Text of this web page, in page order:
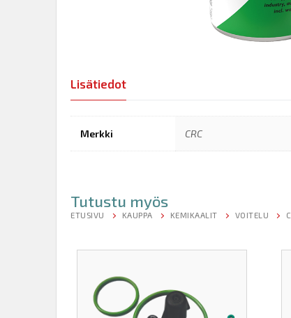
Lisätiedot
Merkki CRC
Tutustu myös
ETUSIVU KAUPPA KEMIKAALIT VOITELU